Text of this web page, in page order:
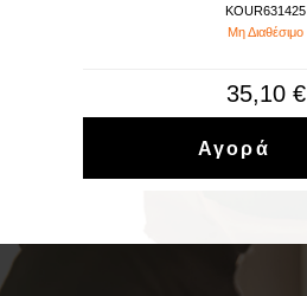
KOUR631425
Μη Διαθέσιμο
35,10 €
Αγορά